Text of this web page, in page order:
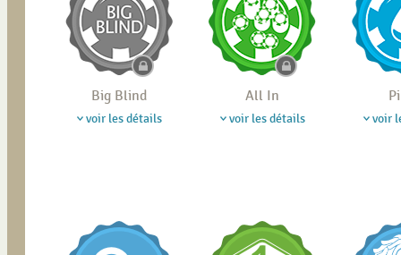
Big Blind
voir les détails
All In
voir les détails voir